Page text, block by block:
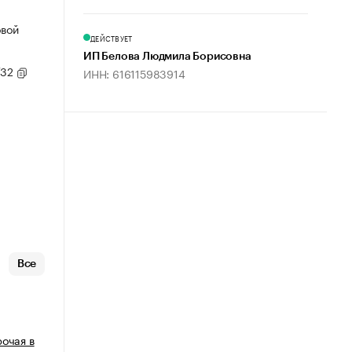
Все
в
ДЕЙСТВУЕТ
ИП Белова Людмила Борисовна
ИНН: 616115983914